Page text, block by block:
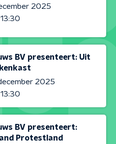
2025
BV presenteert: Uit
2025
BV presenteert:
Protestland